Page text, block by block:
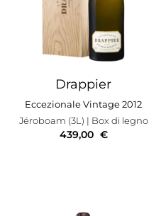
Drappier
Eccezionale Vintage 2012
Jéroboam (3L) | Box di legno
439,00 €